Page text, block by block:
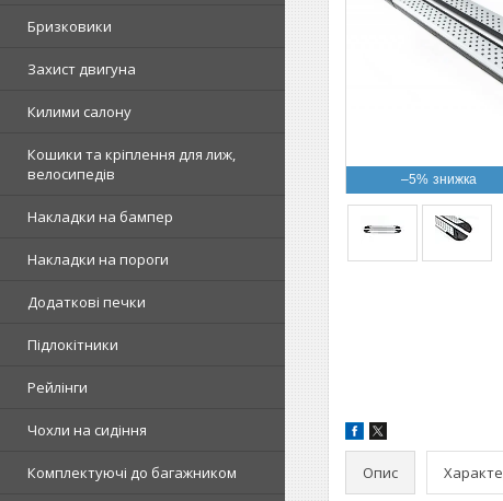
Бризковики
Захист двигуна
Килими салону
Кошики та кріплення для лиж,
велосипедів
Накладки на бампер
Накладки на пороги
Додаткові печки
Підлокітники
Рейлінги
Чохли на сидіння
Комплектуючі до багажником
–5%
Опис